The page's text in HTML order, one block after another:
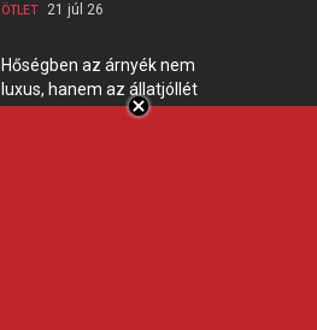
ÖTLET 21 júl 26
Hőségben az árnyék nem
luxus, hanem az állatjóllét